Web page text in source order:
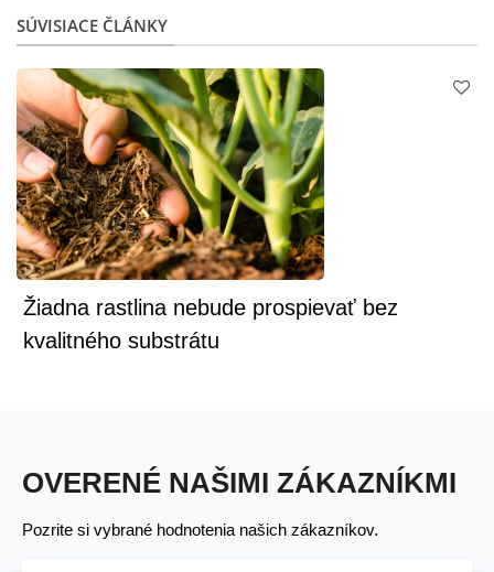
SÚVISIACE ČLÁNKY
Žiadna rastlina nebude prospievať bez
kvalitného substrátu
OVERENÉ NAŠIMI ZÁKAZNÍKMI
Pozrite si vybrané hodnotenia našich zákazníkov.